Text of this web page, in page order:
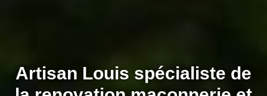
Artisan Louis spécialiste de